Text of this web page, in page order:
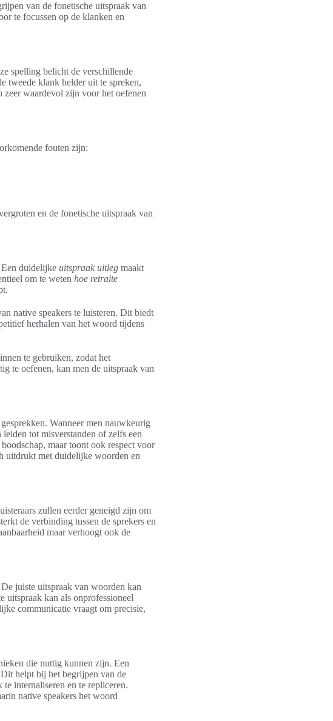
van de fonetische uitspraak van
te focussen op de klanken en
spelling belicht de verschillende
tweede klank helder uit te spreken,
zeer waardevol zijn voor het oefenen
fouten zijn:
en de fonetische uitspraak van
duidelijke uitspraak uitleg maakt
om te weten hoe retraite
native speakers te luisteren. Dit biedt
herhalen van het woord tijdens
te gebruiken, zodat het
te oefenen, kan men de uitspraak van
Wanneer men nauwkeurig
tot misverstanden of zelfs een
maar toont ook respect voor
uitdrukt met duidelijke woorden en
zullen eerder geneigd zijn om
de verbinding tussen de sprekers en
maar verhoogt ook de
juiste uitspraak van woorden kan
uitspraak kan als onprofessioneel
communicatie vraagt om precisie,
die nuttig kunnen zijn. Een
helpt bij het begrijpen van de
internaliseren en te repliceren.
native speakers het woord